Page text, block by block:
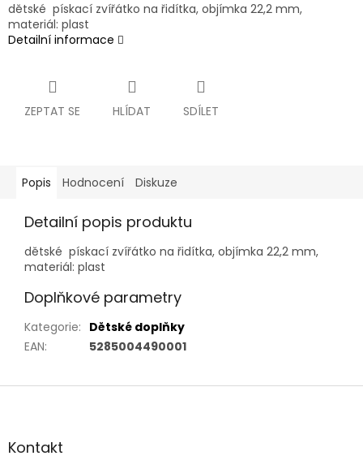
dětské pískací zvířátko na řidítka, objímka 22,2 mm,
materiál: plast
Detailní informace
ZEPTAT SE HLÍDAT SDÍLET
Popis Hodnocení Diskuze
Detailní popis produktu
dětské pískací zvířátko na řidítka, objímka 22,2 mm,
materiál: plast
Doplňkové parametry
Kategorie: Dětské doplňky
EAN: 5285004490001
Z
aKontakt